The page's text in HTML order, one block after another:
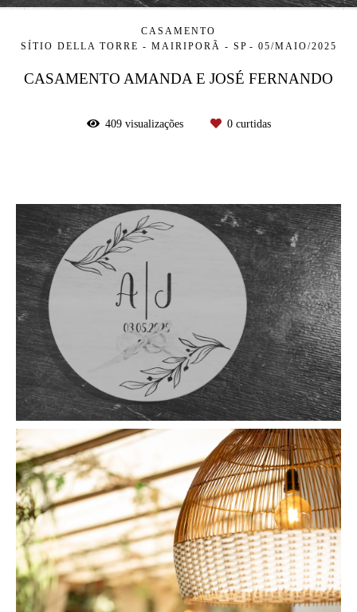
CASAMENTO
SÍTIO DELLA TORRE - MAIRIPORÃ - SP
05/MAIO/2025
CASAMENTO AMANDA E JOSÉ FERNANDO
409visualizações 0curtidas